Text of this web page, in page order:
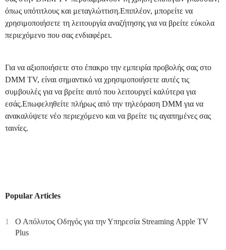
όπως υπότιτλους και μεταγλώττιση.Επιπλέον, μπορείτε να
χρησιμοποιήσετε τη λειτουργία αναζήτησης για να βρείτε εύκολα
περιεχόμενο που σας ενδιαφέρει.
Για να αξιοποιήσετε στο έπακρο την εμπειρία προβολής σας στο
DMM TV, είναι σημαντικό να χρησιμοποιήσετε αυτές τις
συμβουλές για να βρείτε αυτό που λειτουργεί καλύτερα για
εσάς.Επωφεληθείτε πλήρως από την τηλεόραση DMM για να
ανακαλύψετε νέο περιεχόμενο και να βρείτε τις αγαπημένες σας
ταινίες.
Popular Articles
1
Ο Απόλυτος Οδηγός για την Υπηρεσία Streaming Apple TV
Plus